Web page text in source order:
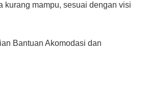
kurang mampu, sesuai dengan visi
Bantuan Akomodasi dan